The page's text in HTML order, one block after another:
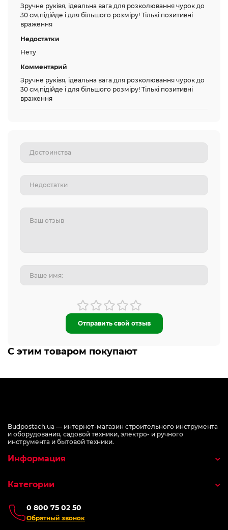
Зручне руківя, ідеальна вага для розколювання чурок до
30 см,підійде і для більшого розміру! Тількі позитивні
враження
Недостатки
Нету
Комментарий
Зручне руківя, ідеальна вага для розколювання чурок до
30 см,підійде і для більшого розміру! Тількі позитивні
враження
Отправить свой отзыв
С этим товаром покупают
Budpostach.ua — интернет-магазин строительного инструмента
и оборудования, садовой техники, электро- и ручного
инструмента и бытовой техники.
0 800 75 02 50
Обратный звонок
Информация
Категории